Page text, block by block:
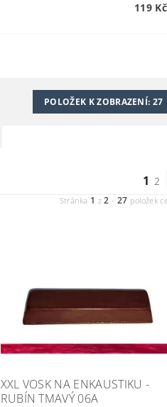
119 Kč
POLOŽEK K ZOBRAZENÍ: 27
1 2
Stránka 1 z2 - 27 položek
XXL VOSK NA ENKAUSTIKU -
RUBÍN TMAVÝ 06A